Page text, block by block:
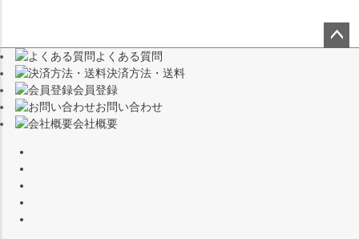
よくある質問
決済方法・送料
会員登録
お問い合わせ
会社概要